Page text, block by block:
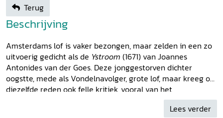
Terug
Beschrijving
Amsterdams lof is vaker bezongen, maar zelden in een zo
uitvoerig gedicht als de Ystroom (1671) van Joannes
Antonides van der Goes. Deze jonggestorven dichter
oogstte, mede als Vondelnavolger, grote lof, maar kreeg om
diezelfde reden ook felle kritiek, vooral van het
Amsterdamse kunstgenootschap ‘Nil Volentibus Arduum’.
Zijn gedicht bestaat uit vier boeken van elk ruim 1000
Lees verder